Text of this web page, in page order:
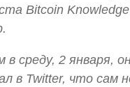
Bitcoin
в среду, 2 января,
в Twitter, что сам